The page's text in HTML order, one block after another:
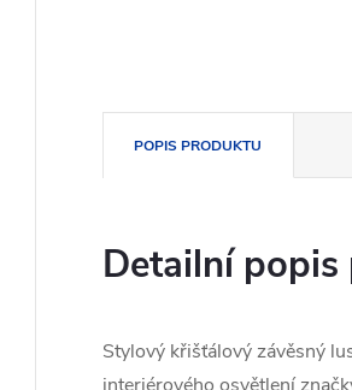
POPIS PRODUKTU
Detailní
Stylový křišťálový závěsný